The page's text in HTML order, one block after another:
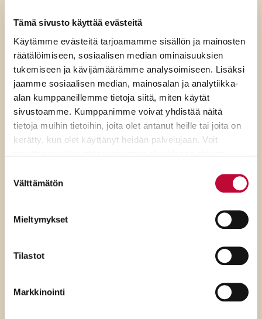
Tämä sivusto käyttää evästeitä
Käytämme evästeitä tarjoamamme sisällön ja mainosten
räätälöimiseen, sosiaalisen median ominaisuuksien
tukemiseen ja kävijämäärämme analysoimiseen. Lisäksi
jaamme sosiaalisen median, mainosalan ja analytiikka-
alan kumppaneillemme tietoja siitä, miten käytät
sivustoamme. Kumppanimme voivat yhdistää näitä
tietoja muihin tietoihin, joita olet antanut heille tai joita on
kerätty, kun olet käyttänyt heidän palvelujaan. Voit
valinta
Välttämätön
Mieltymykset
Tilastot
Markkinointi
Luitko jo?
6.8.2026
SDP:n varapuheenjohtaja Niina
tavallisia suomalaisia ja